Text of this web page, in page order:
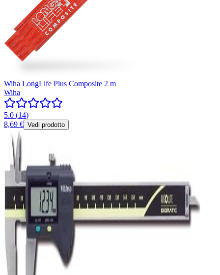
Wiha LongLife Plus Composite 2 m
Wiha
5.0 (14)
8,69 € Vedi prodotto